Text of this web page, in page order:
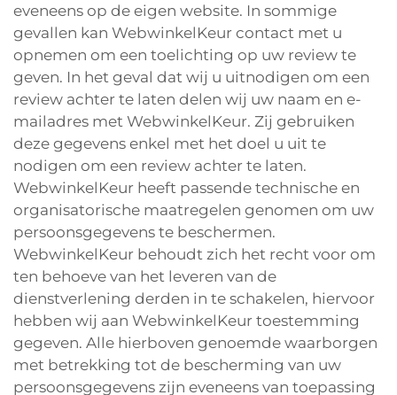
eveneens op de eigen website. In sommige
gevallen kan WebwinkelKeur contact met u
opnemen om een toelichting op uw review te
geven. In het geval dat wij u uitnodigen om een
review achter te laten delen wij uw naam en e-
mailadres met WebwinkelKeur. Zij gebruiken
deze gegevens enkel met het doel u uit te
nodigen om een review achter te laten.
WebwinkelKeur heeft passende technische en
organisatorische maatregelen genomen om uw
persoonsgegevens te beschermen.
WebwinkelKeur behoudt zich het recht voor om
ten behoeve van het leveren van de
dienstverlening derden in te schakelen, hiervoor
hebben wij aan WebwinkelKeur toestemming
gegeven. Alle hierboven genoemde waarborgen
met betrekking tot de bescherming van uw
persoonsgegevens zijn eveneens van toepassing